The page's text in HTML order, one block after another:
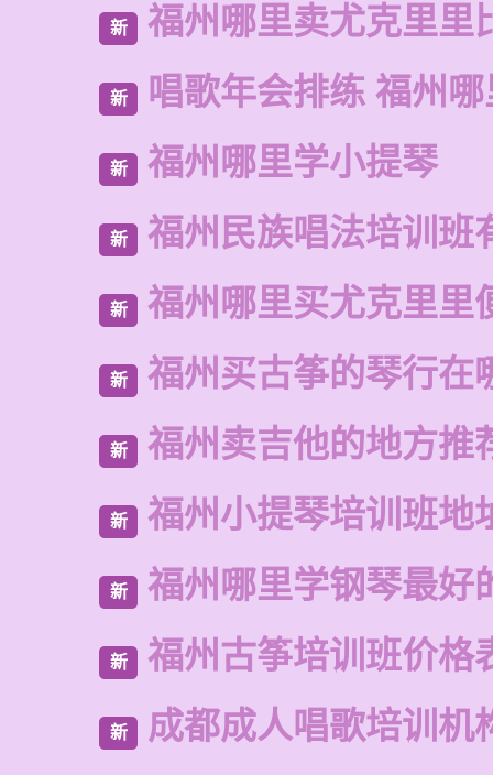
新 福州哪里卖尤克里里
新 唱歌年会排练 福州
新 福州哪里学小提琴
新 福州民族唱法培训班
新 福州哪里买尤克里里
新 福州买古筝的琴行在
新 福州卖吉他的地方推
新 福州小提琴培训班地
新 福州哪里学钢琴最好
新 福州古筝培训班价格
新 成都成人唱歌培训机